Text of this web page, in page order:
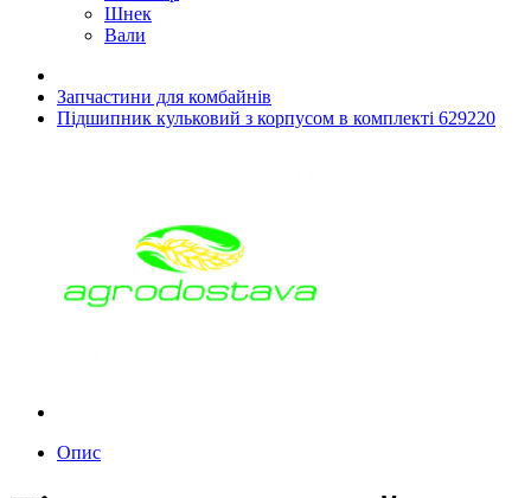
Шнек
Вали
Запчастини для комбайнів
Підшипник кульковий з корпусом в комплекті 629220
Опис